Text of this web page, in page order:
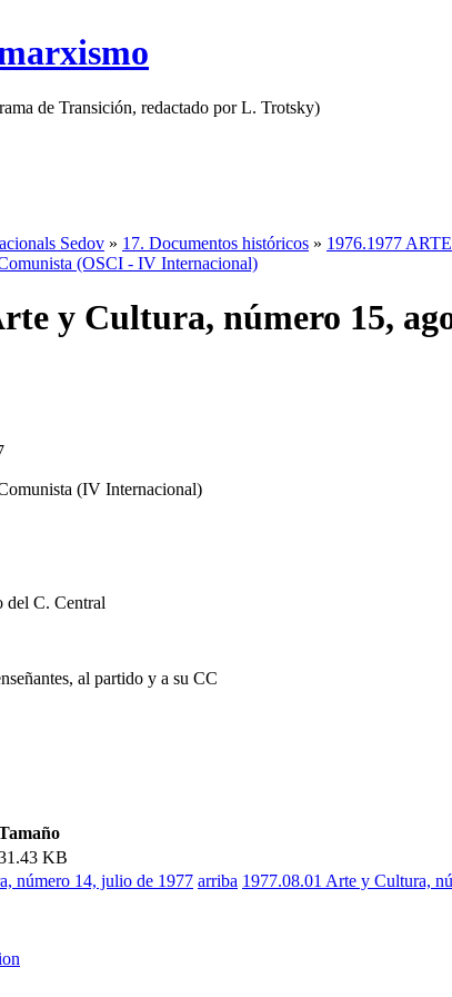
de Transición, redactado por L. Trotsky)
Sedov » 17. Documentos históricos » 1976.1977
(OSCI - IV Internacional)
y Cultura, número 15,
(IV Internacional)
C. Central
al partido y a su CC
KB
número 14, julio de 1977 arriba 1977.08.01 Arte y Cultura,